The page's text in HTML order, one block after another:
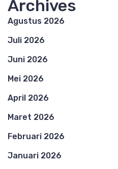
Archives
Agustus 2026
Juli 2026
Juni 2026
Mei 2026
April 2026
Maret 2026
Februari 2026
Januari 2026